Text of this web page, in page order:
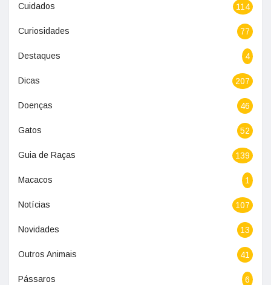
Cuidados 114
Curiosidades 77
Destaques 4
Dicas 207
Doenças 46
Gatos 52
Guia de Raças 139
Macacos 1
Notícias 107
Novidades 13
Outros Animais 41
Pássaros 6